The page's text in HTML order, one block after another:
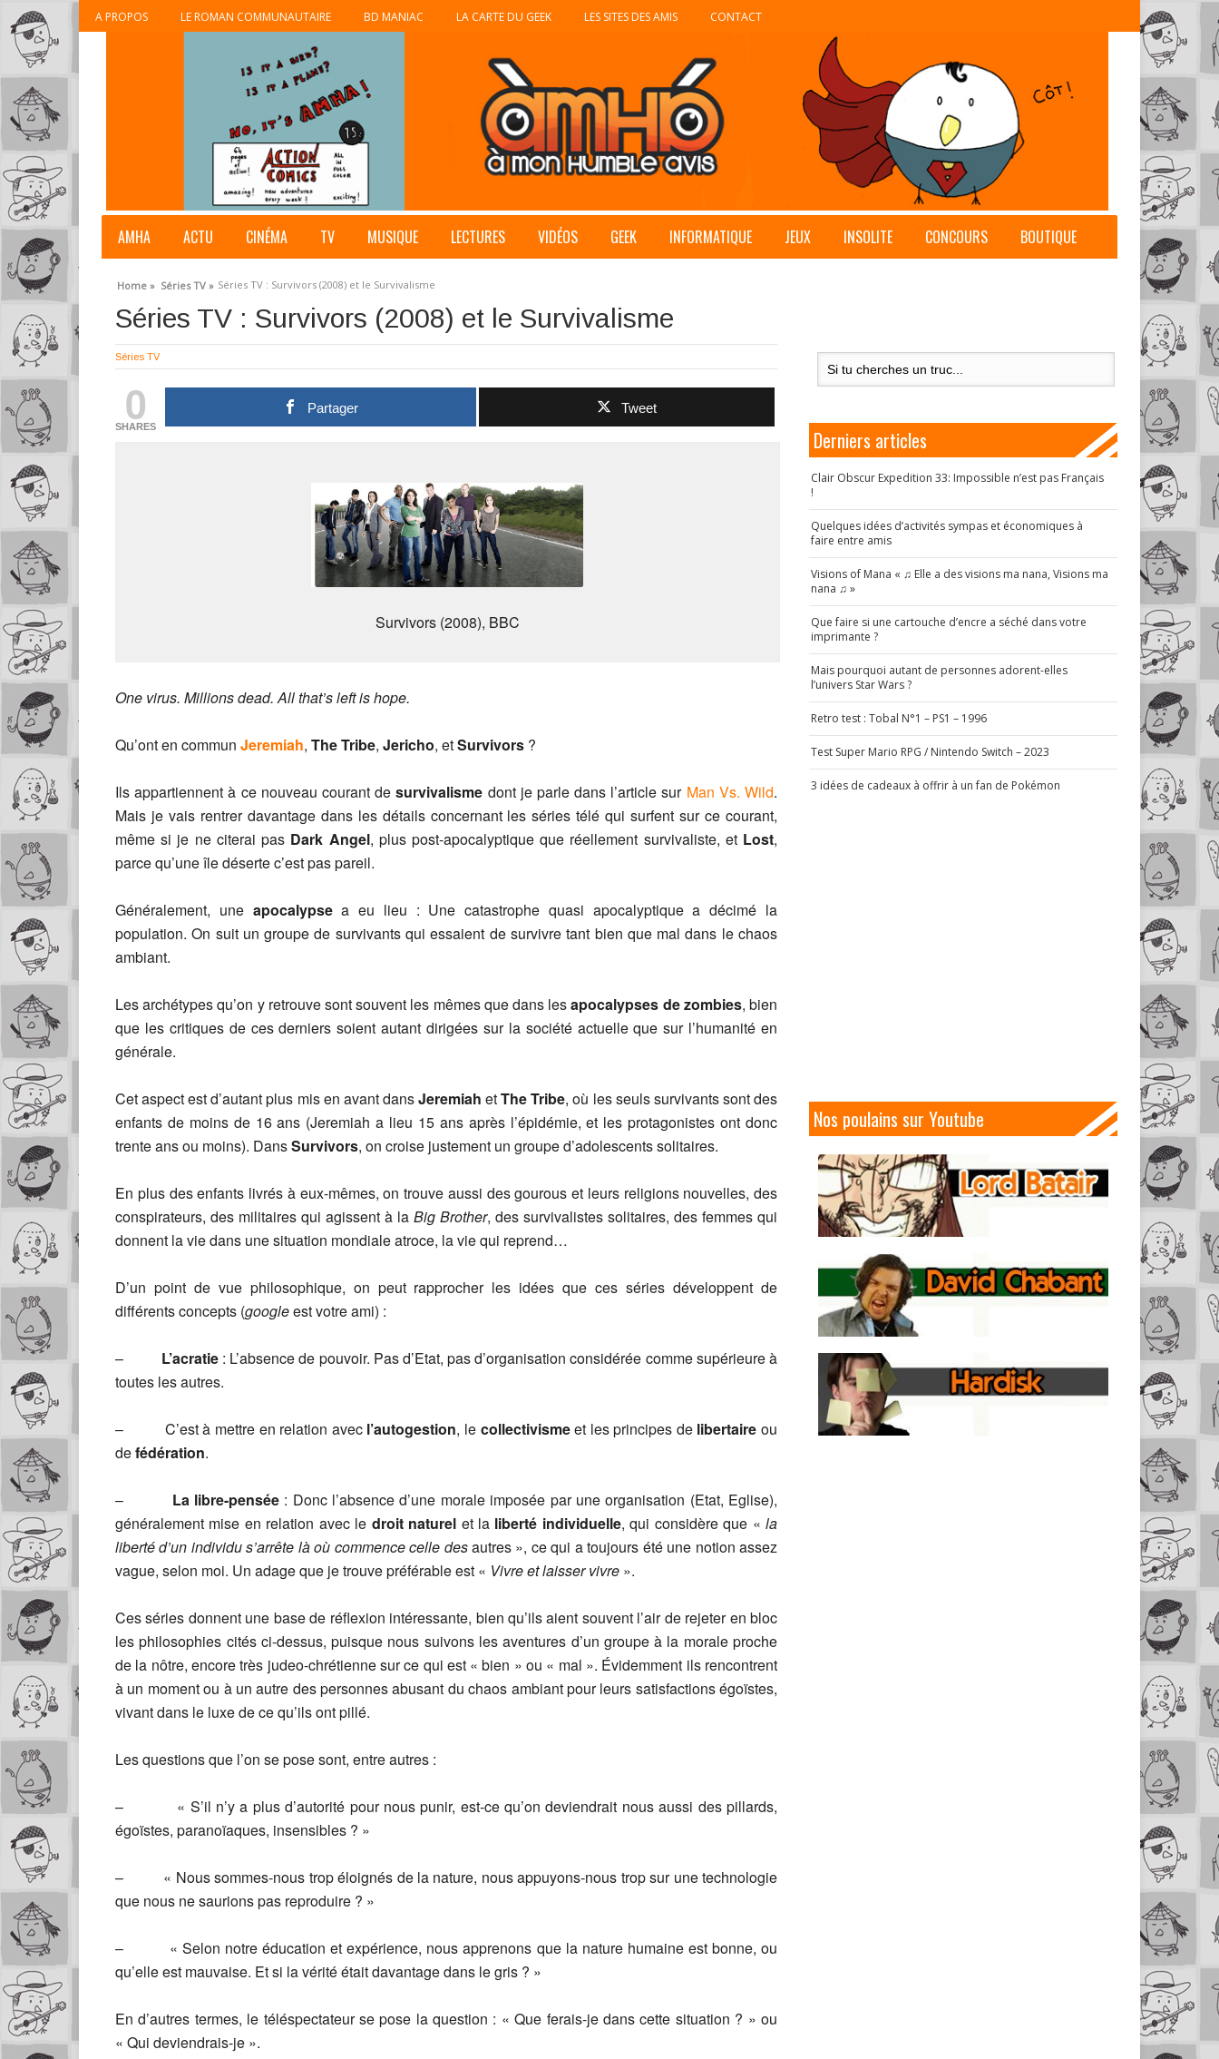
A PROPOS LE ROMAN COMMUNAUTAIRE BD MANIAC LA CARTE DU GEEK LES SITES DES AMIS CONTACT
AMHA ACTU CINÉMA TV MUSIQUE LECTURES VIDÉOS GEEK INFORMATIQUE JEUX INSOLITE CONCOURS BOUTIQUE
Home » Séries TV » Séries TV : Survivors (2008) et le Survivalisme
Séries TV : Survivors (2008) et le Survivalisme
Séries TV
0
SHARES
Partager Tweet
Survivors (2008), BBC
One virus. Millions dead. All that’s left is hope.
Qu’ont en commun Jeremiah, The Tribe, Jericho, etSurvivors ?
Ils appartiennent à ce nouveau courant desurvivalisme dont je parle dans l’article sur Man Vs. Wild.
Mais je vais rentrer davantage dans les détails concernant les séries télé qui surfent sur ce courant,
même si je ne citerai pas Dark Angel, plus post-apocalyptique que réellement survivaliste, et Lost,
parce qu’une île déserte c’est pas pareil.
Généralement, une apocalypsea eu lieu : Une catastrophe quasi apocalyptique a décimé la
population. On suit un groupe de survivants qui essaient de survivre tant bien que mal dans le chaos
ambiant.
Les archétypes qu’on y retrouve sont souvent les mêmes que dans lesapocalypses de zombies, bien
que les critiques de ces derniers soient autant dirigées sur la société actuelle que sur l’humanité en
générale.
Cet aspect est d’autant plus mis en avant dansJeremiah etThe Tribe, où les seuls survivants sont des
enfants de moins de 16 ans (Jeremiah a lieu 15 ans après l’épidémie, et les protagonistes ont donc
trente ans ou moins). DansSurvivors, on croise justement un groupe d’adolescents solitaires.
En plus des enfants livrés à eux-mêmes, on trouve aussi des gourous et leurs religions nouvelles, des
conspirateurs, des militaires qui agissent à la Big Brother, des survivalistes solitaires, des femmes qui
donnent la vie dans une situation mondiale atroce, la vie qui reprend…
D’un point de vue philosophique, on peut rapprocher les idées que ces séries développent de
différents concepts (googleest votre ami) :
– L’acratie: L’absence de pouvoir. Pas d’Etat, pas d’organisation considérée comme supérieure à
toutes les autres.
– C’est à mettre en relation avec l’autogestion, le collectivismeet les principes de libertaire ou
defédération.
– La libre-pensée : Donc l’absence d’une morale imposée par une organisation (Etat, Eglise),
généralement mise en relation avec le droit naturel et la liberté individuelle, qui considère que « la
liberté d’un individu s’arrête là où commence celle desautres », ce qui a toujours été une notion assez
vague, selon moi. Un adage que je trouve préférable est « Vivre et laisser vivre ».
Ces séries donnent une base de réflexion intéressante, bien qu’ils aient souvent l’air de rejeter en bloc
les philosophies cités ci-dessus, puisque nous suivons les aventures d’un groupe à la morale proche
de la nôtre, encore très judeo-chrétienne sur ce qui est « bien » ou « mal ». Évidemment ils rencontrent
à un moment ou à un autre des personnes abusant du chaos ambiant pour leurs satisfactions égoïstes,
vivant dans le luxe de ce qu’ils ont pillé.
Les questions que l’on se pose sont, entre autres :
– « S’il n’y a plus d’autorité pour nous punir, est-ce qu’on deviendrait nous aussi des pillards,
égoïstes, paranoïaques, insensibles ? »
– « Nous sommes-nous trop éloignés de la nature, nous appuyons-nous trop sur une technologie
que nous ne saurions pas reproduire ? »
– « Selon notre éducation et expérience, nous apprenons que la nature humaine est bonne, ou
qu’elle est mauvaise. Et si la vérité était davantage dans le gris ? »
En d’autres termes, le téléspectateur se pose la question : « Que ferais-je dans cette situation ? » ou
« Qui deviendrais-je ».
Derniers articles
Clair Obscur Expedition 33: Impossible n’est pas Français
!
Quelques idées d’activités sympas et économiques à
faire entre amis
Visions of Mana « ♫ Elle a des visions ma nana, Visions ma
nana ♫ »
Que faire si une cartouche d’encre a séché dans votre
imprimante ?
Mais pourquoi autant de personnes adorent-elles
l’univers Star Wars ?
Retro test : Tobal N°1 – PS1 – 1996
Test Super Mario RPG / Nintendo Switch – 2023
3 idées de cadeaux à offrir à un fan de Pokémon
Nos poulains sur Youtube